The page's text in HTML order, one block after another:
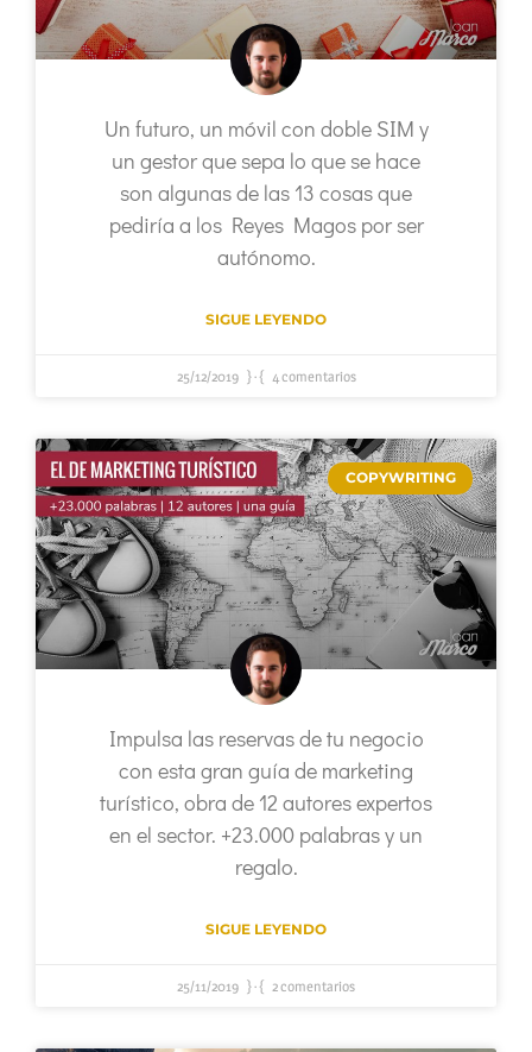
Un futuro, un móvil con doble SIM y
un gestor que sepa lo que se hace
son algunas de las 13 cosas que
pediría a los Reyes Magos por ser
autónomo.
SIGUE LEYENDO
25/12/2019 4 comentarios
COPYWRITING
Impulsa las reservas de tu negocio
con esta gran guía de marketing
turístico, obra de 12 autores expertos
en el sector. +23.000 palabras y un
regalo.
SIGUE LEYENDO
25/11/2019 2 comentarios